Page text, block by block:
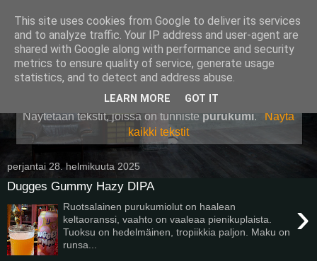
Pullollinen
Näytetään tekstit, joissa on tunniste purukumi.
Näytä
kaikki tekstit
perjantai 28. helmikuuta 2025
Dugges Gummy Hazy DIPA
›
Ruotsalainen purukumiolut on haalean
keltaoranssi, vaahto on vaaleaa pienikuplaista.
Tuoksu on hedelmäinen, tropiikkia paljon. Maku on
runsa...
This site uses cookies from Google to deliver its services
and to analyze traffic. Your IP address and user-agent are
shared with Google along with performance and security
metrics to ensure quality of service, generate usage
statistics, and to detect and address abuse.
LEARN MORE GOT IT